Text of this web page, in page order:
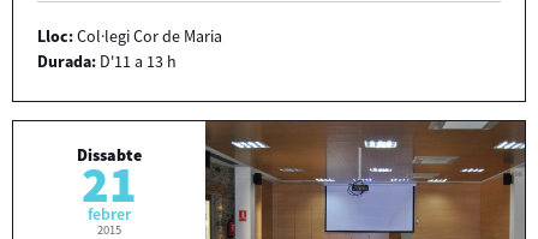
Lloc:Col·legi Cor de Maria
Durada: D'11 a 13 h
Dissabte
21
febrer
2015